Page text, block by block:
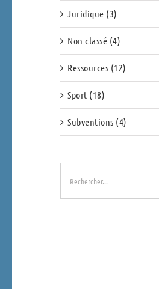
Juridique (3)
Non classé (4)
Ressources (12)
Sport (18)
Subventions (4)